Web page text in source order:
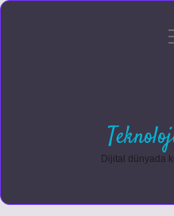
Gizlilik
Dijital dünyada